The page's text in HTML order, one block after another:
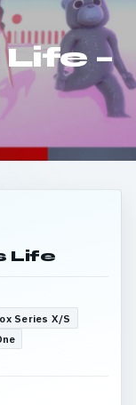
–
Life
Series X/S